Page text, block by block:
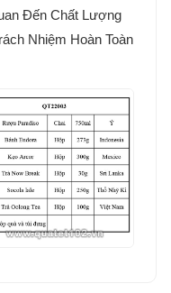
Đến Chất Lượng
Nhiệm Hoàn Toàn